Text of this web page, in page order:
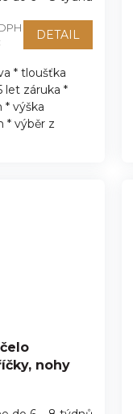
DETAIL
* tloušťka
let záruka *
* výška
* výběr z
nohy